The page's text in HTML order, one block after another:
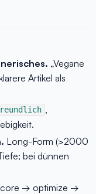
„Vegane
Artikel als
,
Long-Form (>2000
bei dünnen
→ optimize →